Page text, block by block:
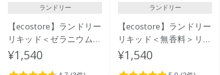
ランドリー
【ecostore】ランドリー
リキッド＜ゼラニウム＆
オレンジ＞リフィルパッ
ク1L
¥1,540
ランドリー
【ecostore】ランドリー
リキッド＜無香料＞リフ
ィルパック1L
¥1,540